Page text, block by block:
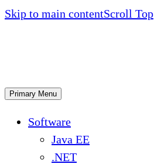
Skip to main contentScroll Top
Primary Menu
Software
Java EE
.NET